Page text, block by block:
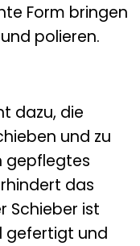
Form bringen
polieren.
dazu, die
und zu
gepflegtes
das
Schieber ist
gefertigt und